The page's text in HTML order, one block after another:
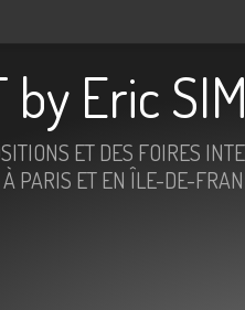
by Eric
ET DES FOIRES
PARIS ET EN ÎLE-DE-